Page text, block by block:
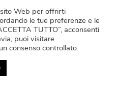
Web per offrirti
le tue preferenze e le
TUTTO”, acconsenti
puoi visitare
consenso controllato.